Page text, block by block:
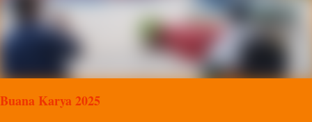
Buana Karya 2025